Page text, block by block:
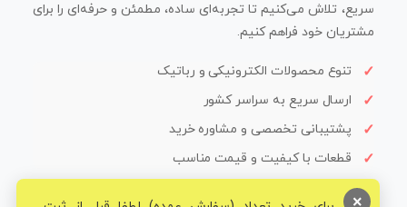
سریع، تلاش می‌کنیم تا تجربه‌ای ساده، مطمئن و حرفه‌ای را برای
مشتریان خود فراهم کنیم.
تنوع محصولات الکترونیکی و رباتیک
ارسال سریع به سراسر کشور
پشتیبانی تخصصی و مشاوره خرید
قطعات با کیفیت و قیمت مناسب